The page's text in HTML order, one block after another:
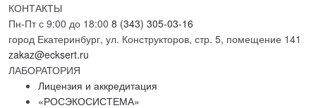
КОНТАКТЫ
Пн-Пт с 9:00 до 18:00 8 (343) 305-03-16
город Екатеринбург, ул. Конструкторов, стр. 5, помещение 141
zakaz@ecksert.ru
ЛАБОРАТОРИЯ
Лицензия и аккредитация
«РОСЭКОСИСТЕМА»